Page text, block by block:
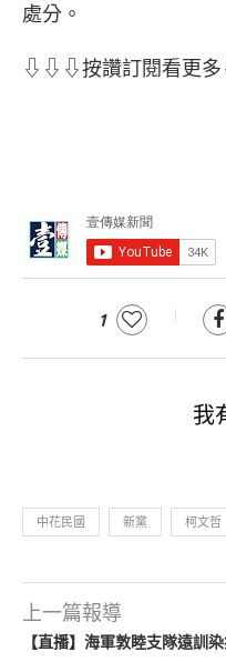
處分。
⇩⇩⇩按讚訂閱看更
1
我
中花民國 新黨 柯文哲
上一篇報導
【直播】海軍敦睦支隊遠訓